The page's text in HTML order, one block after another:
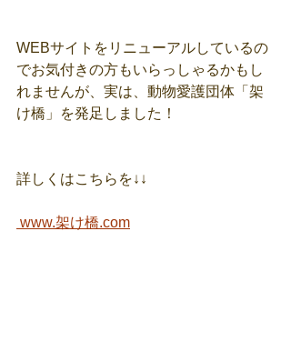
WEBサイトをリニューアルしているの
でお気付きの方もいらっしゃるかもし
れませんが、実は、動物愛護団体「架
け橋」を発足しました！
詳しくはこちらを↓↓
www.架け橋.com